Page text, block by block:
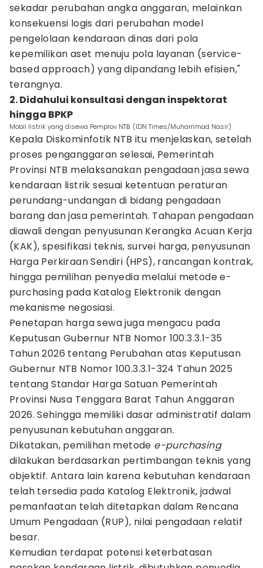
sekadar perubahan angka anggaran, melainkan
konsekuensi logis dari perubahan model
pengelolaan kendaraan dinas dari pola
kepemilikan aset menuju pola layanan (service-
based approach) yang dipandang lebih efisien,"
terangnya.
2. Didahului konsultasi dengan inspektorat
hingga BPKP
Mobil listrik yang disewa Pemprov NTB. (IDN Times/Muhammad Nasir)
Kepala Diskominfotik NTB itu menjelaskan, setelah
proses penganggaran selesai, Pemerintah
Provinsi NTB melaksanakan pengadaan jasa sewa
kendaraan listrik sesuai ketentuan peraturan
perundang-undangan di bidang pengadaan
barang dan jasa pemerintah. Tahapan pengadaan
diawali dengan penyusunan Kerangka Acuan Kerja
(KAK), spesifikasi teknis, survei harga, penyusunan
Harga Perkiraan Sendiri (HPS), rancangan kontrak,
hingga pemilihan penyedia melalui metode e-
purchasing pada Katalog Elektronik dengan
mekanisme negosiasi.
Penetapan harga sewa juga mengacu pada
Keputusan Gubernur NTB Nomor 100.3.3.1-35
Tahun 2026 tentang Perubahan atas Keputusan
Gubernur NTB Nomor 100.3.3.1-324 Tahun 2025
tentang Standar Harga Satuan Pemerintah
Provinsi Nusa Tenggara Barat Tahun Anggaran
2026. Sehingga memiliki dasar administratif dalam
penyusunan kebutuhan anggaran.
Dikatakan, pemilihan metode e-purchasing
dilakukan berdasarkan pertimbangan teknis yang
objektif. Antara lain karena kebutuhan kendaraan
telah tersedia pada Katalog Elektronik, jadwal
pemanfaatan telah ditetapkan dalam Rencana
Umum Pengadaan (RUP), nilai pengadaan relatif
besar.
Kemudian terdapat potensi keterbatasan